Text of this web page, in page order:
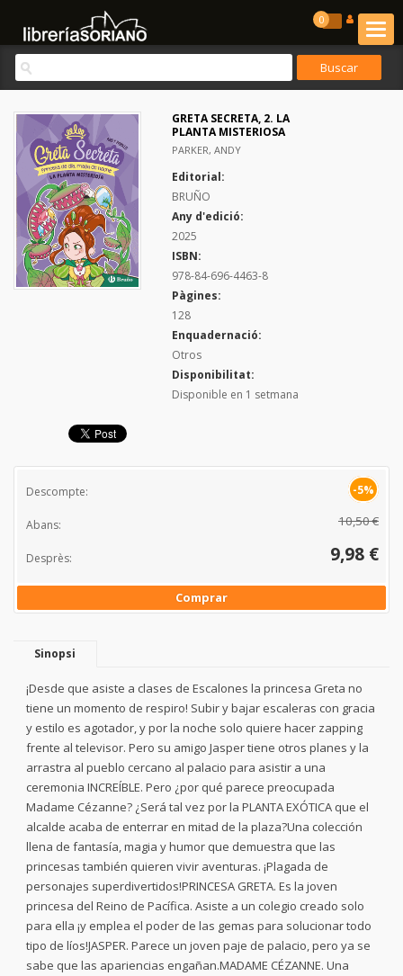
0
GRETA SECRETA, 2. LA
PLANTA MISTERIOSA
PARKER, ANDY
Editorial:
BRUÑO
Any d'edició:
2025
ISBN:
978-84-696-4463-8
Pàgines:
128
Enquadernació:
Otros
Disponibilitat:
Disponible en 1 setmana
Descompte: -5%
Abans: 10,50 €
Desprès: 9,98 €
Comprar
Sinopsi
¡Desde que asiste a clases de Escalones la princesa Greta no
tiene un momento de respiro! Subir y bajar escaleras con gracia
y estilo es agotador, y por la noche solo quiere hacer zapping
frente al televisor. Pero su amigo Jasper tiene otros planes y la
arrastra al pueblo cercano al palacio para asistir a una
ceremonia INCREÍBLE. Pero ¿por qué parece preocupada
Madame Cézanne? ¿Será tal vez por la PLANTA EXÓTICA que el
alcalde acaba de enterrar en mitad de la plaza?Una colección
llena de fantasía, magia y humor que demuestra que las
princesas también quieren vivir aventuras. ¡Plagada de
personajes superdivertidos!PRINCESA GRETA. Es la joven
princesa del Reino de Pacífica. Asiste a un colegio creado solo
para ella ¡y emplea el poder de las gemas para solucionar todo
tipo de líos!JASPER. Parece un joven paje de palacio, pero ya se
sabe que las apariencias engañan.MADAME CÉZANNE. Una